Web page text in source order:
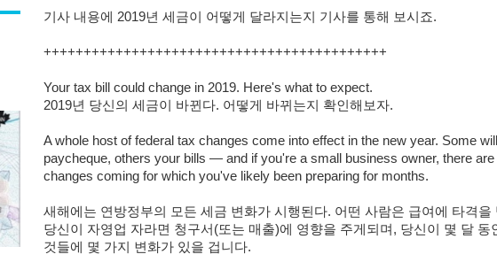
기사 내용에 2019년 세금이 어떻게 달라지는지 기사를 통해 보시죠.
+++++++++++++++++++++++++++++++++++++++++++
Your tax bill could change in 2019. Here's what to expect.
2019년 당신의 세금이 바뀐다. 어떻게 바뀌는지 확인해보자.
A whole host of federal tax changes come into effect in the new year. Some
paycheque, others your bills — and if you're a small business owner, there are
changes coming for which you've likely been preparing for months.
새해에는 연방정부의 모든 세금 변화가 시행된다. 어떤 사람은 급여에 타격을
당신이 자영업 자라면 청구서(또는 매출)에 영향을 주게되며, 당신이 몇 달 동
것들에 몇 가지 변화가 있을 겁니다.